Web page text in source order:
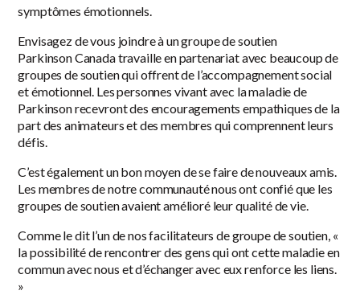
symptômes émotionnels.
Envisagez de vous joindre à un groupe de soutien
Parkinson Canada travaille en partenariat avec beaucoup de
groupes de soutien qui offrent de l’accompagnement social
et émotionnel. Les personnes vivant avec la maladie de
Parkinson recevront des encouragements empathiques de la
part des animateurs et des membres qui comprennent leurs
défis.
C’est également un bon moyen de se faire de nouveaux amis.
Les membres de notre communauté nous ont confié que les
groupes de soutien avaient amélioré leur qualité de vie.
Comme le dit l’un de nos facilitateurs de groupe de soutien, «
la possibilité de rencontrer des gens qui ont cette maladie en
commun avec nous et d’échanger avec eux renforce les liens.
»